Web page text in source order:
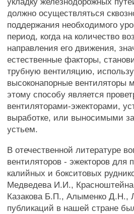
должно осуществляться
поддержания необходимого
период, когда на количество
направления его движения,
естественные факторы,
трубную вентиляцию,
высоконапорные вентиляторы
этому способу является
вентиляторами-эжекторами,
выработке, или выносимыми
устьем.
В отечественной литературе
вентиляторов - эжекторов для
калийных и бокситовых
Медведева И.И.,
Казакова Б.П., Алыменко Д.Н.,
публикаций в нашей стране